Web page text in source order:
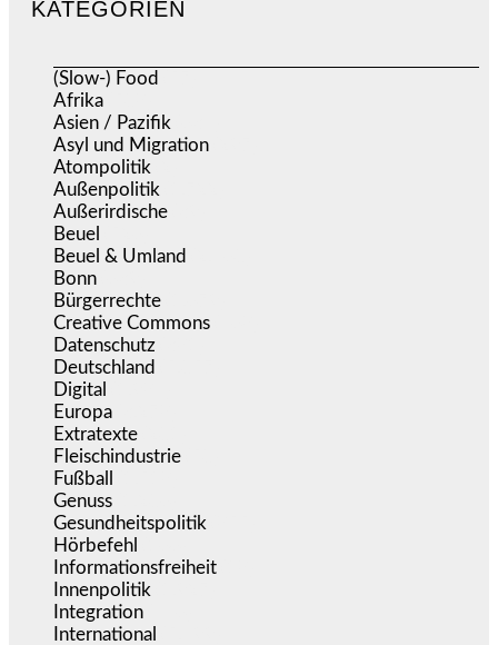
KATEGORIEN
(Slow-) Food
Afrika
Asien / Pazifik
Asyl und Migration
Atompolitik
Außenpolitik
Außerirdische
Beuel
Beuel & Umland
Bonn
Bürgerrechte
Creative Commons
Datenschutz
Deutschland
Digital
Europa
Extratexte
Fleischindustrie
Fußball
Genuss
Gesundheitspolitik
Hörbefehl
Informationsfreiheit
Innenpolitik
Integration
International